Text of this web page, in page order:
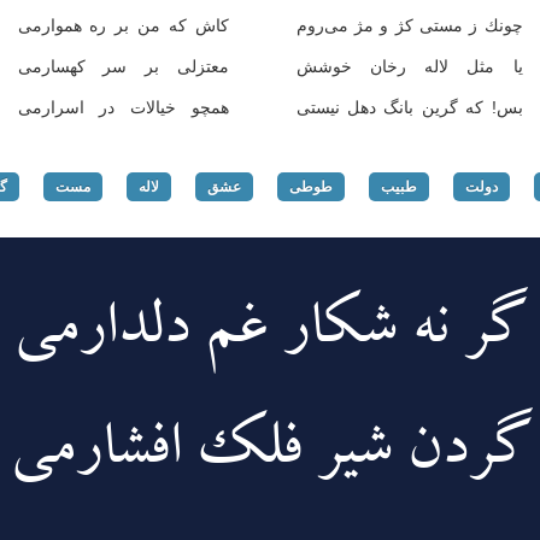
چونك ز مستی كژ و مژ می‌روم كاش كه من بر ره هموارمی
یا مثل لاله رخان خوشش معتزلی بر سر كهسارمی
بس! كه گرین بانگ دهل نیستی همچو خیالات در اسرارمی
دولت طبیب طوطی عشق لاله مست